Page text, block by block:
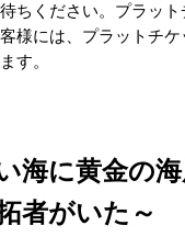
ちください。プラッ
様には、プラットチケ
す。
海に黄金の
者がいた～